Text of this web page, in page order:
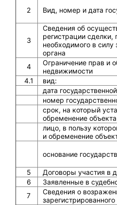
2 Вид, номер и дата
3
Сведения об
регистрации сделки,
необходимого в силу
органа
4
Ограничение прав и
недвижимости
4.1
вид:
дата
номер
срок, на который
обременение
лицо, в пользу
и обременение
основание
5
Договоры участия в
6
Заявленные в
7
Сведения о